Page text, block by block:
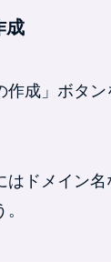
成
作成」ボタン
はドメイン名